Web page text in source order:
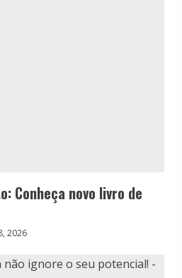
Conheça novo livro de
2026